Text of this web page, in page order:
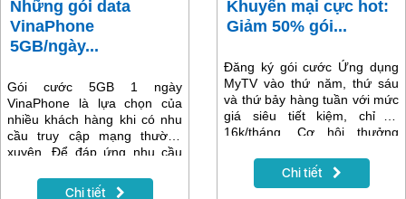
Những gói data
VinaPhone
5GB/ngày...
Gói cước 5GB 1 ngày
VinaPhone là lựa chọn của
nhiều khách hàng khi có nhu
cầu truy cập mạng thường
xuyên. Để đáp ứng nhu cầu
đã triển khai các gói cước 4G
Chi tiết
Khuyến mại cực hot:
Giảm 50% gói...
Đăng ký gói cước Ứng dụng
MyTV vào thứ năm, thứ sáu
và thứ bảy hàng tuần với mức
giá siêu tiết kiệm, chỉ từ
16k/tháng. Cơ hội thưởng
đá vô địch quốc gia châu Âu
series phim bộ châu Á vừa
Chi tiết